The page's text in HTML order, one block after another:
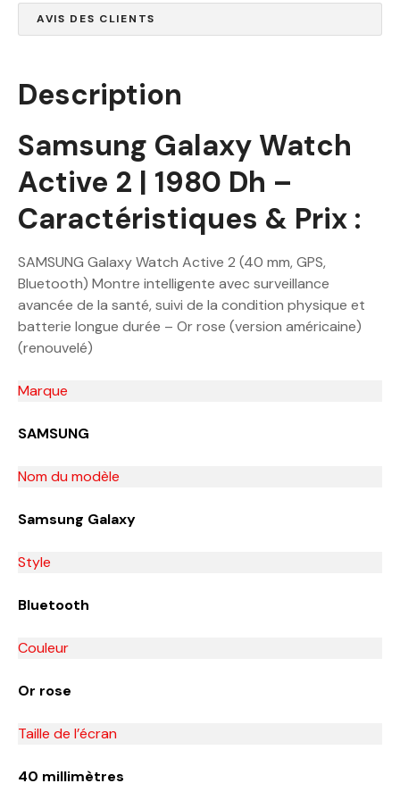
AVIS DES CLIENTS
Description
Samsung Galaxy Watch
Active 2 | 1980 Dh –
Caractéristiques & Prix :
SAMSUNG Galaxy Watch Active 2 (40 mm, GPS,
Bluetooth) Montre intelligente avec surveillance
avancée de la santé, suivi de la condition physique et
batterie longue durée – Or rose (version américaine)
(renouvelé)
Marque
SAMSUNG
Nom du modèle
Samsung Galaxy
Style
Bluetooth
Couleur
Or rose
Taille de l’écran
40 millimètres